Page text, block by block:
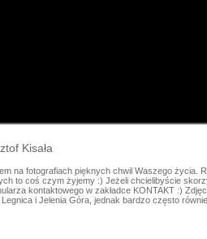
Kisała
na fotografiach pięknych chwil Waszego życia.
to coś czym żyjemy :) Jeżeli chcielibyście
kontaktowego w zakładce KONTAKT :)
Legnica i Jelenia Góra, jednak bardzo często